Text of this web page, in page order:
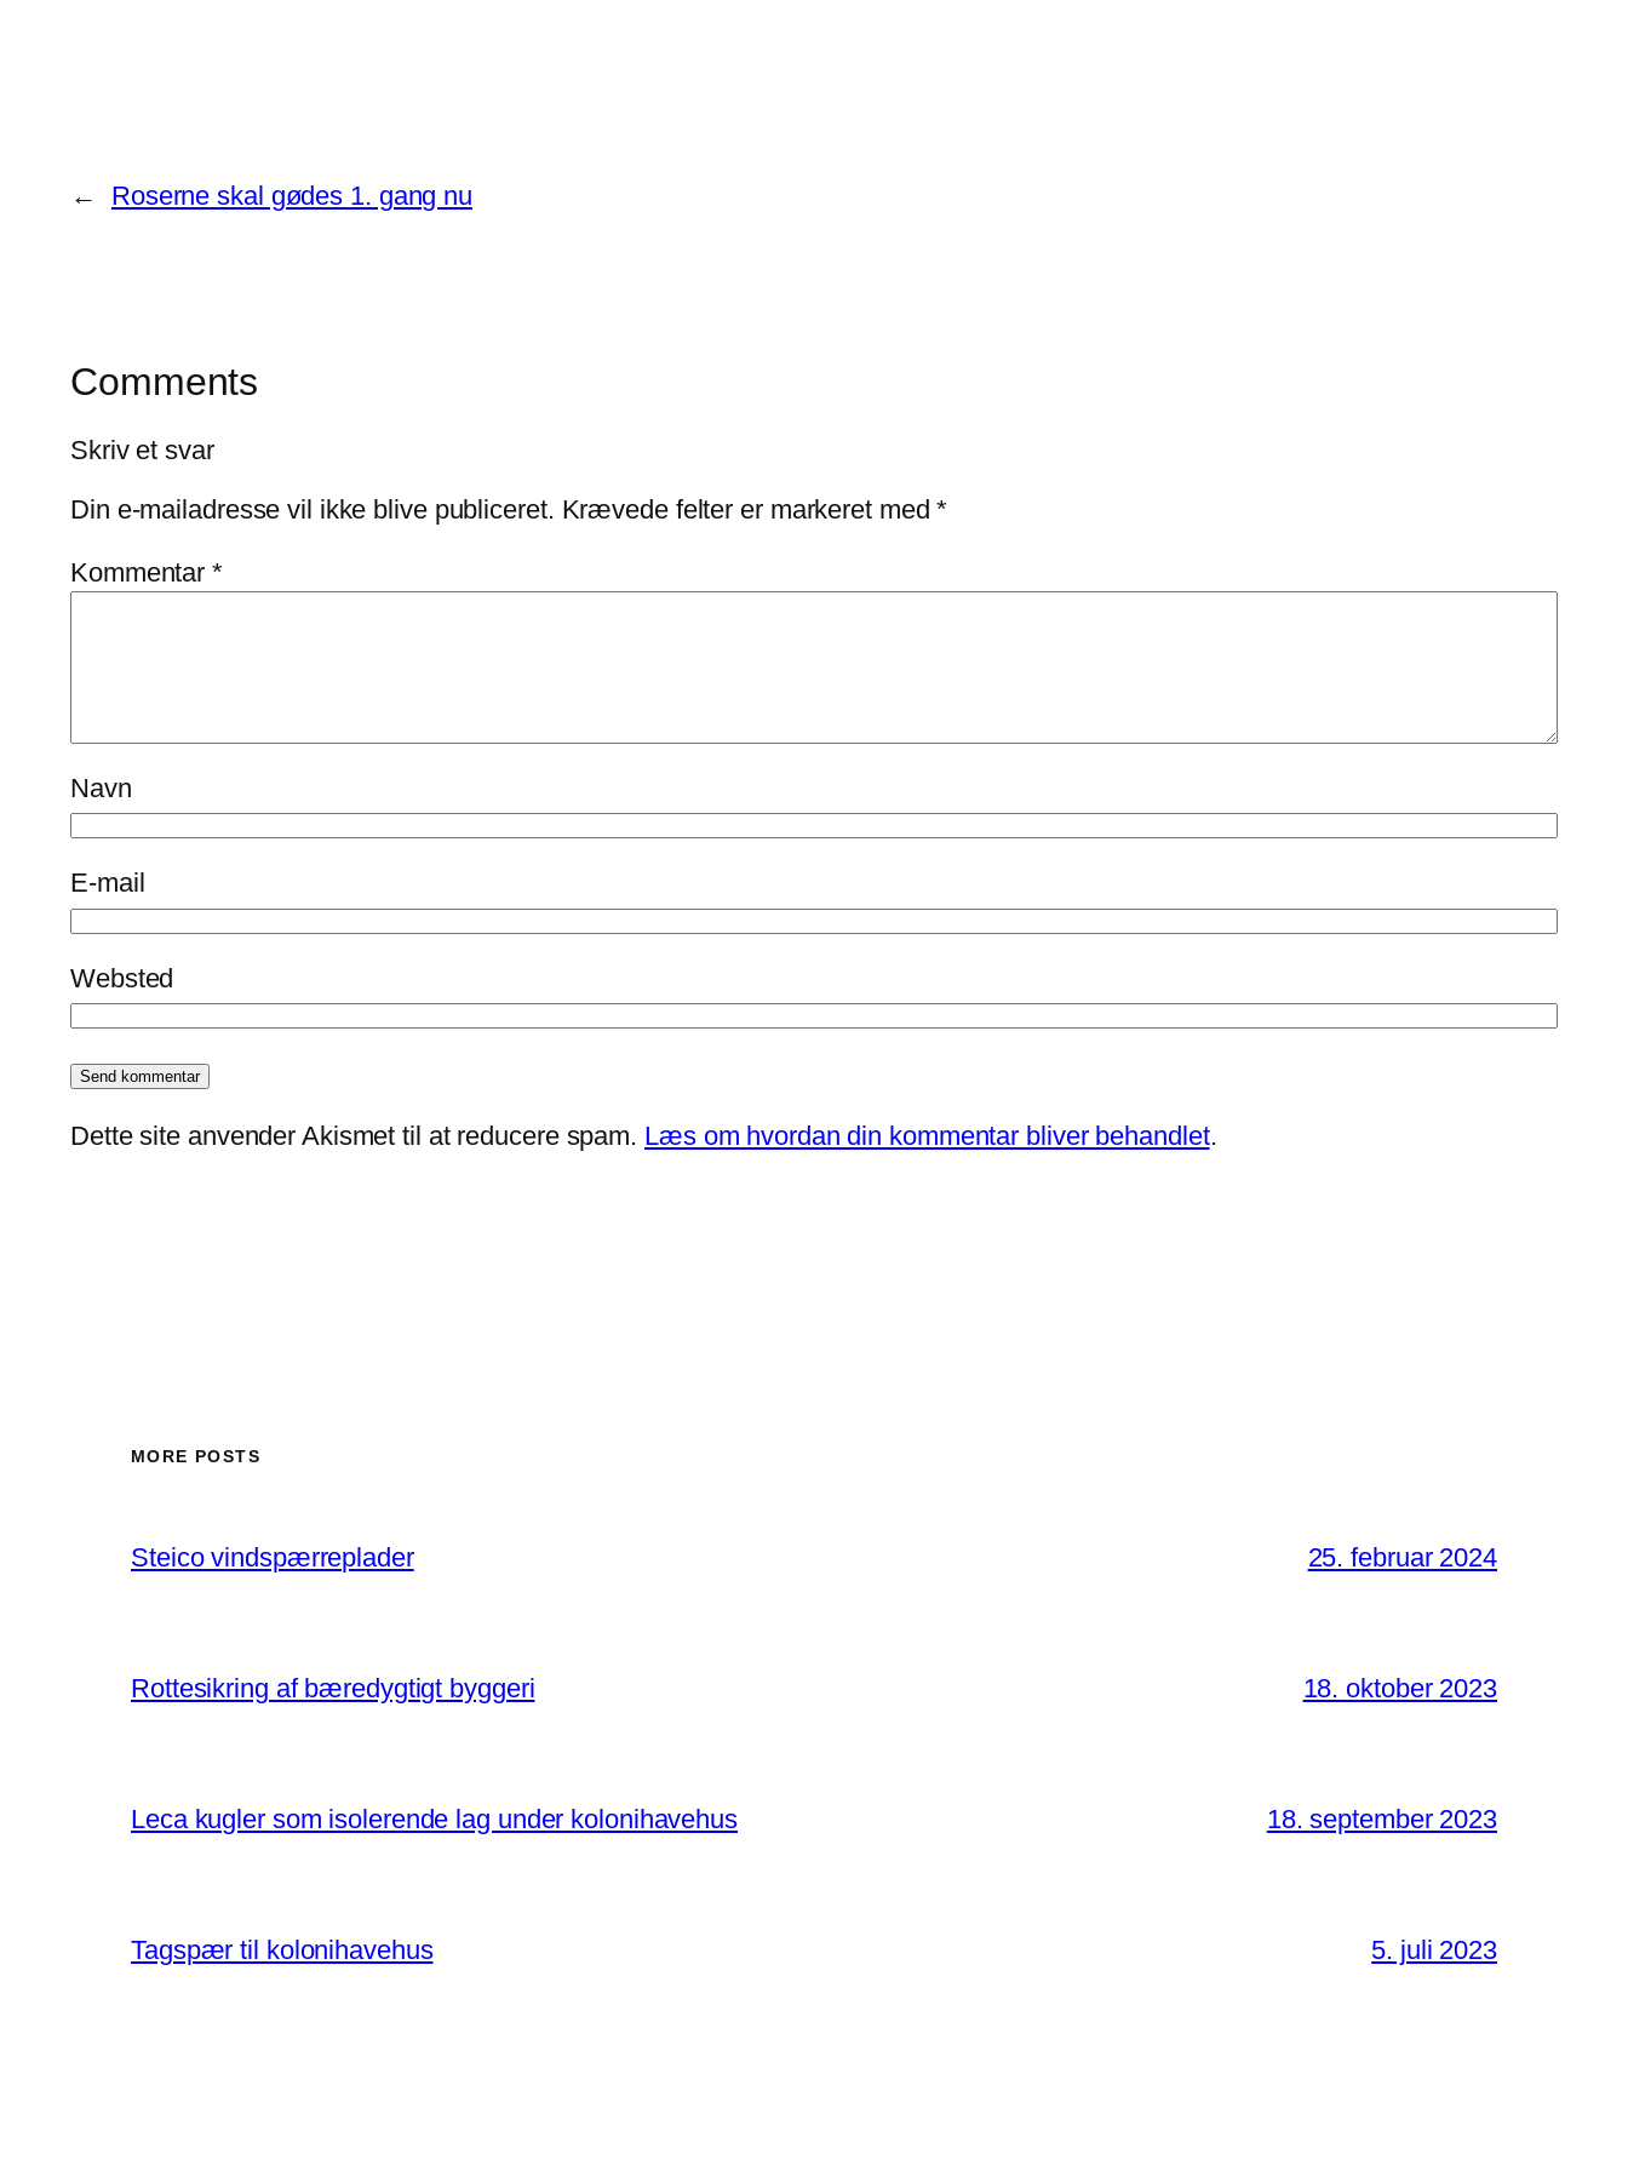
← Roserne skal gødes 1. gang nu
Comments
Skriv et svar
Din e-mailadresse vil ikke blive publiceret. Krævede felter er markeret med*
Kommentar*
Navn
E-mail
Websted
Dette site anvender Akismet til at reducere spam. Læs om hvordan din kommentar bliver behandlet.
MORE POSTS
Steico vindspærreplader 25. februar 2024
Rottesikring af bæredygtigt byggeri 18. oktober 2023
Leca kugler som isolerende lag under kolonihavehus 18. september 2023
Tagspær til kolonihavehus 5. juli 2023